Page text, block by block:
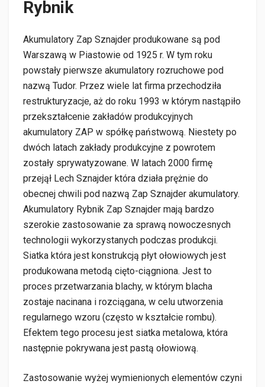
Rybnik
Akumulatory Zap Sznajder produkowane są pod
Warszawą w Piastowie od 1925 r. W tym roku
powstały pierwsze akumulatory rozruchowe pod
nazwą Tudor. Przez wiele lat firma przechodziła
restrukturyzacje, aż do roku 1993 w którym nastąpiło
przekształcenie zakładów produkcyjnych
akumulatory ZAP w spółkę państwową. Niestety po
dwóch latach zakłady produkcyjne z powrotem
zostały sprywatyzowane. W latach 2000 firmę
przejął Lech Sznajder która działa prężnie do
obecnej chwili pod nazwą Zap Sznajder akumulatory.
Akumulatory Rybnik Zap Sznajder mają bardzo
szerokie zastosowanie za sprawą nowoczesnych
technologii wykorzystanych podczas produkcji.
Siatka która jest konstrukcją płyt ołowiowych jest
produkowana metodą cięto-ciągniona. Jest to
proces przetwarzania blachy, w którym blacha
zostaje nacinana i rozciągana, w celu utworzenia
regularnego wzoru (często w kształcie rombu).
Efektem tego procesu jest siatka metalowa, która
następnie pokrywana jest pastą ołowiową.
Zastosowanie wyżej wymienionych elementów czyni